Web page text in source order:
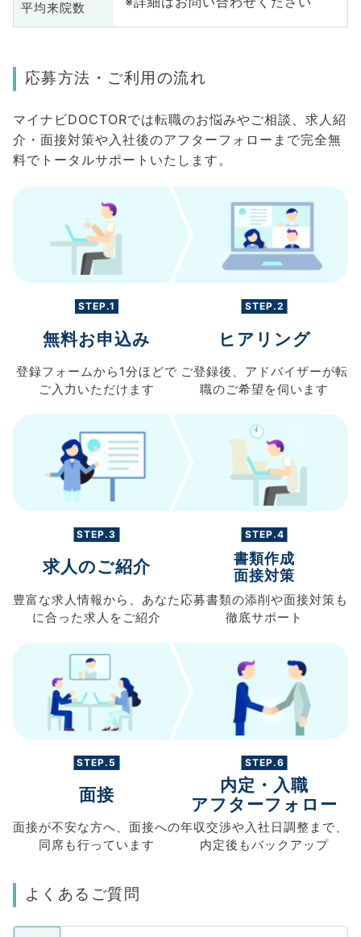
平均来院数
応募方法・ご利用の流れ
マイナビDOCTORでは転職のお悩みやご相談、求人紹
介・面接対策や入社後のアフターフォローまで完全無
料でトータルサポートいたします。
STEP.1
無料お申込み
登録フォームから 1分ほどで
ご入力 いただけます
STEP.2
ヒアリング
ご登録後、 アドバイザーが転
職のご希望を伺います
STEP.3
求人のご紹介
豊富な求人情報から、 あなた
に合った求人を ご紹介
STEP.4
書類作成
面接対策
応募書類の添削や面接対策も
徹底サポート
STEP.5
面接
面接が不安な方へ、 面接への
同席も行っています
STEP.6
内定・入職
アフターフォロー
年収交渉や入社日調整まで、
内定後もバックアップ
よくあるご質問